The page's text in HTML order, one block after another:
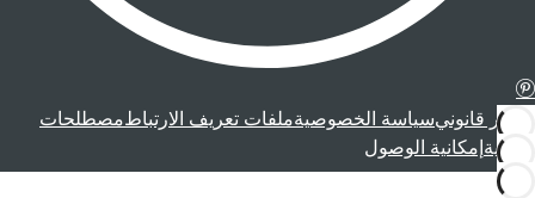
إشعار قانونيسياسة الخصوصيةملفات تعريف الارتباطمصطلحات
قانونية إمكانية الوصول